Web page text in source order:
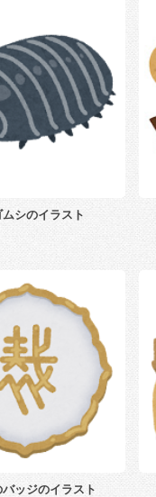
シのイラスト
ッジのイラスト